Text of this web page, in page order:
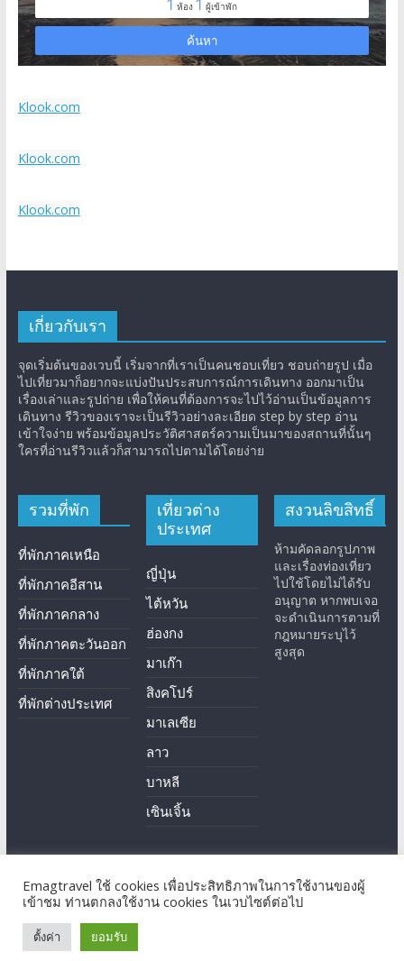
Klook.com
Klook.com
Klook.com
เกี่ยวกับเรา
จุดเริ่มต้นของเวบนี้ เริ่มจากที่เราเป็นคนชอบเที่ยว ชอบถ่ายรูป เมื่อ
ไปเที่ยวมาก็อยากจะแบ่งปันประสบการณ์การเดินทาง ออกมาเป็น
เรื่องเล่าและรูปถ่าย เพื่อให้คนที่ต้องการจะไปไว้อ่านเป็นข้อมูลการ
เดินทาง รีวิวของเราจะเป็นรีวิวอย่างละเอียด step by step อ่าน
เข้าใจง่าย พร้อมข้อมูลประวัติศาสตร์ความเป็นมาของสถานที่นั้นๆ
ใครที่อ่านรีวิวแล้วก็สามารถไปตามได้โดยง่าย
รวมที่พัก
ที่พักภาคเหนือ
ที่พักภาคอีสาน
ที่พักภาคกลาง
ที่พักภาคตะวันออก
ที่พักภาคใต้
ที่พักต่างประเทศ
เที่ยวต่าง
ประเทศ
ญี่ปุ่น
ไต้หวัน
ฮ่องกง
มาเก๊า
สิงคโปร์
มาเลเซีย
ลาว
บาหลี
เซินเจิ้น
สงวนลิขสิทธิ์
ห้ามคัดลอกรูปภาพ
และเรื่องท่องเที่ยว
ไปใช้โดยไม่ได้รับ
อนุญาต หากพบเจอ
จะดำเนินการตามที่
กฎหมายระบุไว้
สูงสุด
Copyright © 2026EmagTravel. All rights reserved.
Emagtravel ใช้ cookies เพื่อประสิทธิภาพในการใช้งานของผู้
เข้าชม ท่านตกลงใช้งาน cookies ในเวบไซต์ต่อไป
ตั้งค่า ยอมรับ